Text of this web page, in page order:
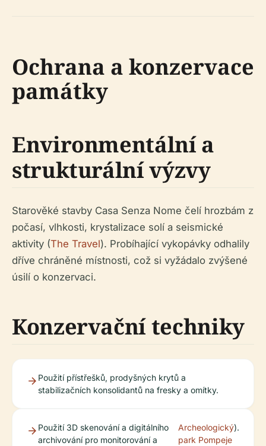
Ochrana a konzervace
památky
Environmentální a
strukturální výzvy
Starověké stavby Casa Senza Nome čelí hrozbám z
počasí, vlhkosti, krystalizace solí a seismické
aktivity (The Travel). Probíhající vykopávky odhalily
dříve chráněné místnosti, což si vyžádalo zvýšené
úsilí o konzervaci.
Konzervační techniky
Použití přístřešků, prodyšných krytů a
stabilizačních konsolidantů na fresky a omítky.
Použití 3D skenování a digitálního
archivování pro monitorování a
Archeologický
park Pompeje
).